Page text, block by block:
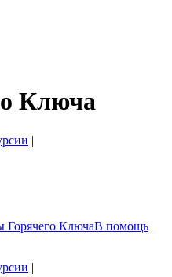
Ключа
|
КлючаВ помощь
|